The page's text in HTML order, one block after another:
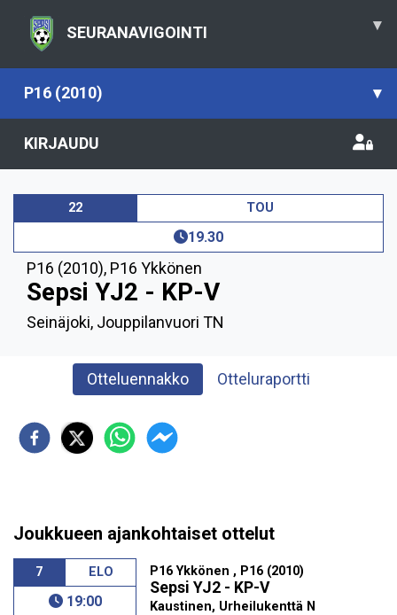
SEURANAVIGOINTI ▾
P16 (2010) ▾
KIRJAUDU
22 TOU
19.30
P16 (2010), P16 Ykkönen
Sepsi YJ2 - KP-V
Seinäjoki, Jouppilanvuori TN
Otteluennakko Otteluraportti
Joukkueen ajankohtaiset ottelut
7 ELO
19:00
P16 Ykkönen , P16 (2010)
Sepsi YJ2 - KP-V
Kaustinen, Urheilukenttä N